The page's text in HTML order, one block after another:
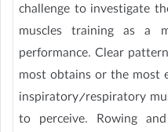
challenge to investigate
muscles training as a
performance. Clear
most obtains or the most
inspiratory/respiratory
to perceive. Rowing